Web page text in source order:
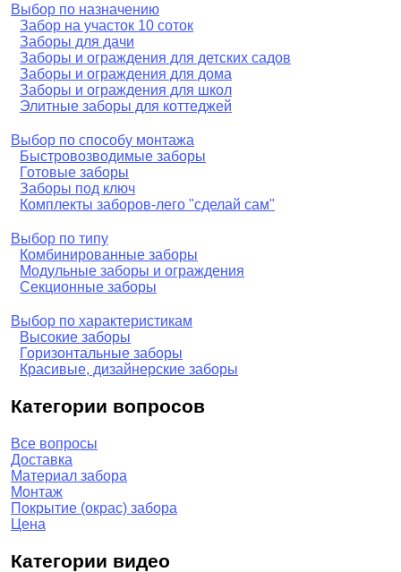
Выбор по назначению
Забор на участок 10 соток
Заборы для дачи
Заборы и ограждения для детских садов
Заборы и ограждения для дома
Заборы и ограждения для школ
Элитные заборы для коттеджей
Выбор по способу монтажа
Быстровозводимые заборы
Готовые заборы
Заборы под ключ
Комплекты заборов-лего "сделай сам"
Выбор по типу
Комбинированные заборы
Модульные заборы и ограждения
Секционные заборы
Выбор по характеристикам
Высокие заборы
Горизонтальные заборы
Красивые, дизайнерские заборы
Категории вопросов
Все вопросы
Доставка
Материал забора
Монтаж
Покрытие (окрас) забора
Цена
Категории видео